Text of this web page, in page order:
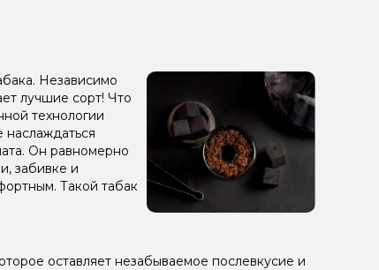
Независимо
лучшие сорт! Что
технологии
наслаждаться
Он равномерно
забивке и
Такой табак
оставляет незабываемое послевкусие и